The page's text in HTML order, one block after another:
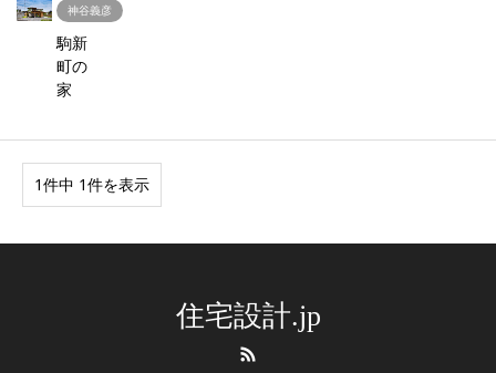
神谷義彦
駒新
町の
家
1件中 1件を表示
住宅設計.jp